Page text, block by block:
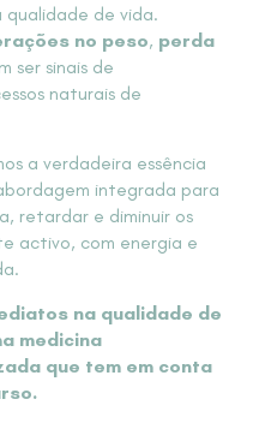
de vida.
no peso, perda
ser sinais de
naturais de
a verdadeira essência
integrada para
retardar e diminuir os
activo, com energia e
na qualidade de
medicina
que tem em conta